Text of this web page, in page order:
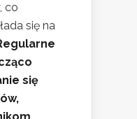
co
się na
się